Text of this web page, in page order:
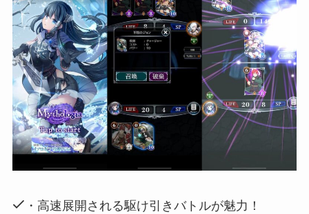
・高速展開される駆け引きバトルが魅力！